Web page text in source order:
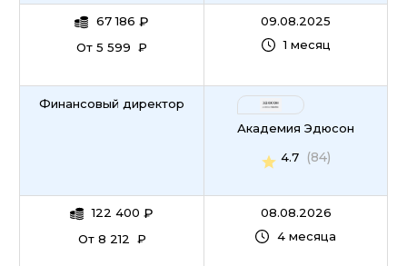
67 186 ₽
От 5 599 ₽
09.08.2025
1 месяц
Финансовый директор
122 400 ₽
От 8 212 ₽
Академия Эдюсон
4.7
(84)
08.08.2026
4 месяца